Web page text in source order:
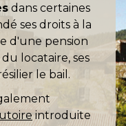
dans certaines
ses droits à la
d'une pension
locataire, ses
le bail.
introduite